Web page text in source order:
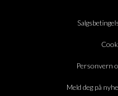
Personvern
Meld deg på